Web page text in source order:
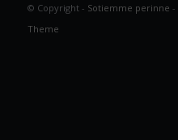
© Copyright - Sotiemme perinne -
Theme